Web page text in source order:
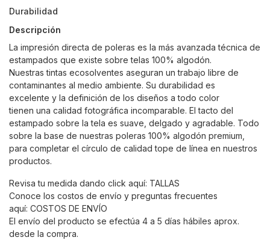
Durabilidad
Descripción
La impresión directa de poleras es la más avanzada técnica de
estampados que existe sobre telas 100% algodón.
Nuestras tintas ecosolventes aseguran un trabajo libre de
contaminantes al medio ambiente. Su durabilidad es
excelente y la definición de los diseños a todo color
tienen una calidad fotográfica incomparable. El tacto del
estampado sobre la tela es suave, delgado y agradable. Todo
sobre la base de nuestras poleras 100% algodón premium,
para completar el círculo de calidad tope de línea en nuestros
productos.
Revisa tu medida dando click aquí: TALLAS
Conoce los costos de envío y preguntas frecuentes
aquí: COSTOS DE ENVÍO
El envío del producto se efectúa 4 a 5 días hábiles aprox.
desde la compra.